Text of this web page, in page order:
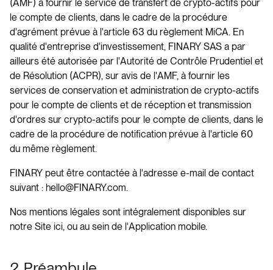
(AMF) à fournir le service de transfert de crypto-actifs pour
le compte de clients, dans le cadre de la procédure
d'agrément prévue à l'article 63 du règlement MiCA. En
qualité d'entreprise d'investissement, FINARY SAS a par
ailleurs été autorisée par l'Autorité de Contrôle Prudentiel et
de Résolution (ACPR), sur avis de l'AMF, à fournir les
services de conservation et administration de crypto-actifs
pour le compte de clients et de réception et transmission
d'ordres sur crypto-actifs pour le compte de clients, dans le
cadre de la procédure de notification prévue à l'article 60
du même règlement.
FINARY peut être contactée à l'adresse e-mail de contact
suivant : hello@FINARY.com.
Nos mentions légales sont intégralement disponibles sur
notre Site ici, ou au sein de l'Application mobile.